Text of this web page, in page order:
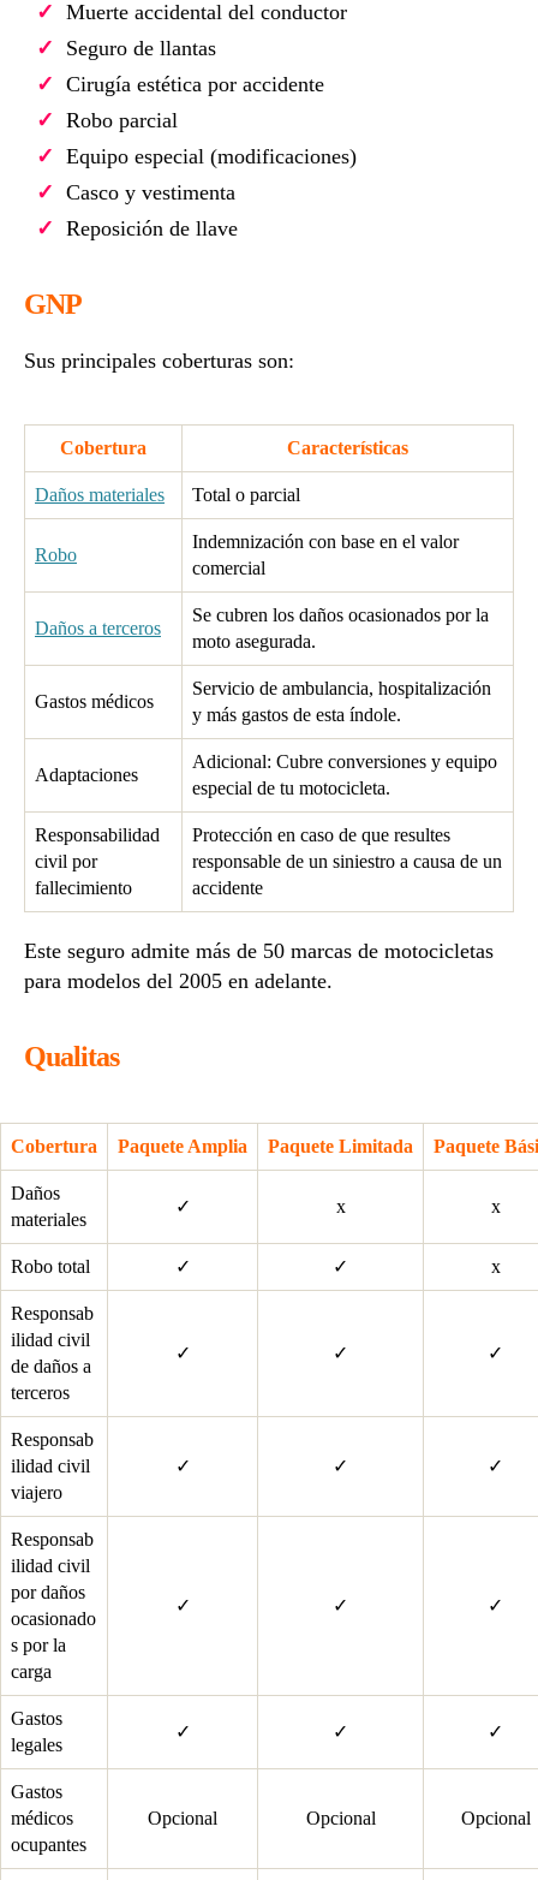
Muerte accidental del conductor
Seguro de llantas
Cirugía estética por accidente
Robo parcial
Equipo especial (modificaciones)
Casco y vestimenta
Reposición de llave
GNP
Sus principales coberturas son:
Cobertura Características
Daños materiales Total o parcial
Robo
Indemnización con base en el valor
comercial
Daños a terceros
Se cubren los daños ocasionados por la
moto asegurada.
Gastos médicos
Servicio de ambulancia, hospitalización
y más gastos de esta índole.
Adaptaciones
Adicional: Cubre conversiones y equipo
especial de tu motocicleta.
Responsabilidad
civil por
fallecimiento
Protección en caso de que resultes
responsable de un siniestro a causa de un
accidente
Este seguro admite más de 50 marcas de motocicletas
para modelos del 2005 en adelante.
Qualitas
Cobertura Paquete Amplia Paquete Limitada Paquete
Daños
materiales
✓ x x
Robo total ✓ ✓ x
Responsab
ilidad civil
de daños a
terceros
✓ ✓ ✓
Responsab
ilidad civil
viajero
✓ ✓ ✓
Responsab
ilidad civil
por daños
ocasionado
s por la
carga
✓ ✓ ✓
Gastos
legales
✓ ✓ ✓
Gastos
médicos
ocupantes
Opcional Opcional Opcional